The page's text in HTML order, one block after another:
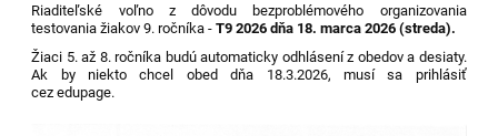
Riaditeľské voľno z dôvodu bezproblémového organizovania
testovania žiakov 9. ročníka -T9 2026 dňa 18. marca 2026 (streda).
Žiaci 5. až 8. ročníka budú automaticky odhlásení z obedov a desiaty.
Ak by niekto chcel obed dňa 18.3.2026, musí sa prihlásiť
cez edupage.